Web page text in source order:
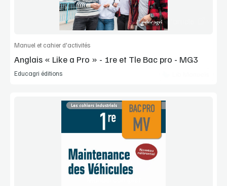
Commander l'article
Manuel et cahier d'activités
Anglais « Like a Pro » - 1re et Tle Bac pro - MG3
Educagri éditions
Voir la démo